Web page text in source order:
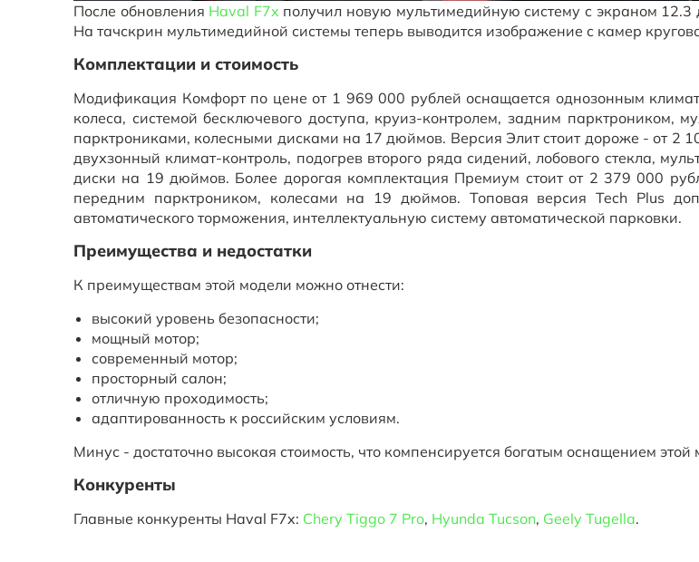
После обновления Haval F7x получил новую мультимедийную систему с экраном
На тачскрин мультимедийной системы теперь выводится изображение с камер
Комплектации и стоимость
Модификация Комфорт по цене от 1 969 000 рублей оснащается однозонным
колеса, системой бесключевого доступа, круиз-контролем, задним парктроником,
парктрониками, колесными дисками на 17 дюймов. Версия Элит стоит дороже - от 2
двухзонный климат-контроль, подогрев второго ряда сидений, лобового стекла,
диски на 19 дюймов. Более дорогая комплектация Премиум стоит от 2 379 000
передним парктроником, колесами на 19 дюймов. Топовая версия Tech Plus
автоматического торможения, интеллектуальную систему автоматической парковки.
Преимущества и недостатки
К преимуществам этой модели можно отнести:
высокий уровень безопасности;
мощный мотор;
современный мотор;
просторный салон;
отличную проходимость;
адаптированность к российским условиям.
Минус - достаточно высокая стоимость, что компенсируется богатым оснащением этой
Конкуренты
Главные конкуренты Haval F7x: Chery Tiggo 7 Pro, Hyunda Tucson, Geely Tugella.